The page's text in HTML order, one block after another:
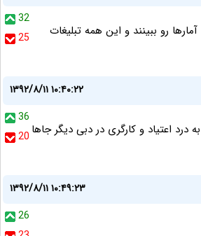
32
25
رو ببینند و این همه تبلیغات
۱۳۹۲/۸/۱۱ ۱۰:۴۰:۲۲
36
20 درد اعتیاد و کارگری در دبی دیگر جاها
۱۳۹۲/۸/۱۱ ۱۰:۴۹:۲۳
26